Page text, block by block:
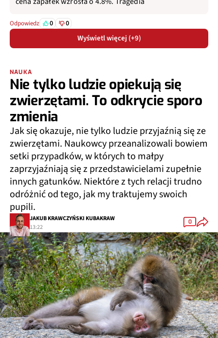
Odpowiedz 0 0
Wyświetl więcej (+9)
NAUKA
Nie tylko ludzie opiekują się
zwierzętami. To odkrycie sporo
zmienia
Jak się okazuje, nie tylko ludzie przyjaźnią się ze
zwierzętami. Naukowcy przeanalizowali bowiem
setki przypadków, w których to małpy
zaprzyjaźniają się z przedstawicielami zupełnie
innych gatunków. Niektóre z tych relacji trudno
odróżnić od tego, jak my traktujemy swoich
pupili.
JAKUB KRAWCZYŃSKI KUBAKRAW
13:22
0